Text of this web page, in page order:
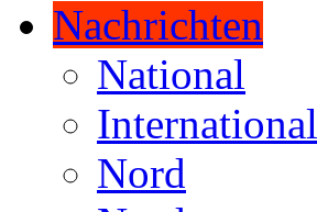
Nachrichten
National
International
Nord